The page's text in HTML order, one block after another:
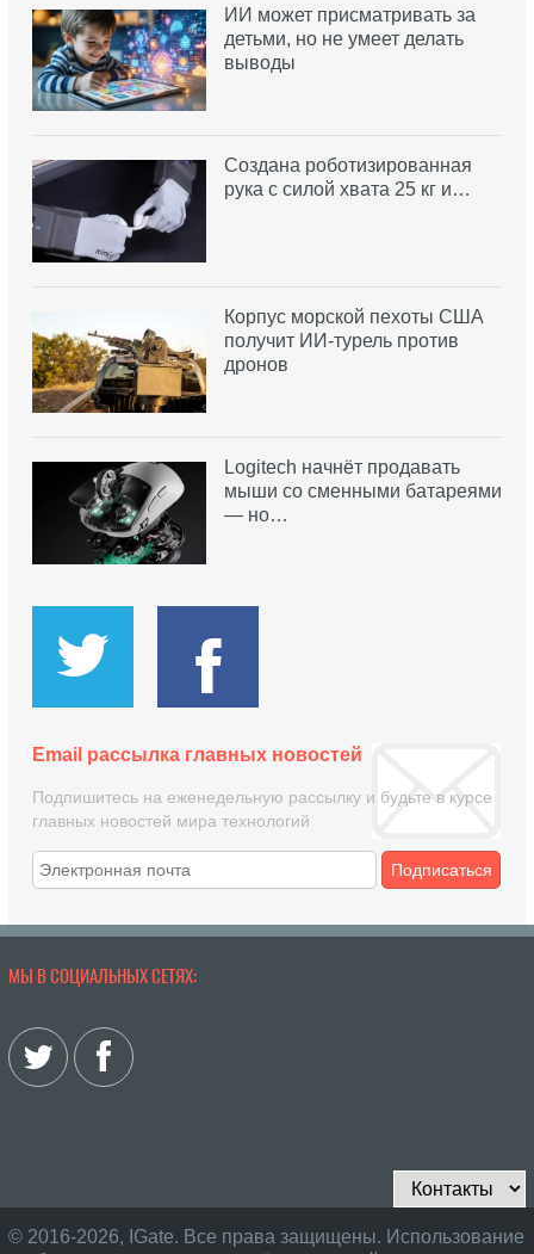
ИИ может присматривать за
детьми, но не умеет делать
выводы
Создана роботизированная
рука с силой хвата 25 кг и…
Корпус морской пехоты США
получит ИИ-турель против
дронов
Logitech начнёт продавать
мыши со сменными батареями
— но…
Email рассылка главных новостей
Подпишитесь на еженедельную рассылку и будьте в курсе
главных новостей мира технологий
Подписаться
МЫ В СОЦИАЛЬНЫХ СЕТЯХ:
© 2016-2026, IGate. Все права защищены. Использование